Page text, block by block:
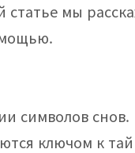
мы
символов
ключом к